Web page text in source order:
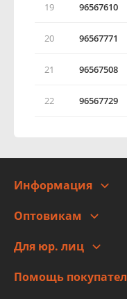
19 96567610
20 96567771
21 96567508
22 96567729
Информация
Адреса
Новости
Оптовикам
Для юр. лиц
Помощь